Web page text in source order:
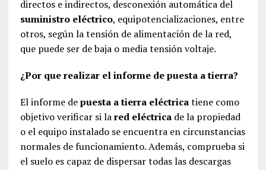
directos e indirectos, desconexión automática del
suministro eléctrico, equipotencializaciones, entre
otros, según la tensión de alimentación de la red,
que puede ser de baja o media tensión voltaje.
¿Por que realizar el informe de puesta a tierra?
El informe depuesta a tierra eléctricatiene como
objetivo verificar si lared eléctricade la propiedad
o el equipo instalado se encuentra en circunstancias
normales de funcionamiento. Además, comprueba si
el suelo es capaz de dispersar todas las descargas